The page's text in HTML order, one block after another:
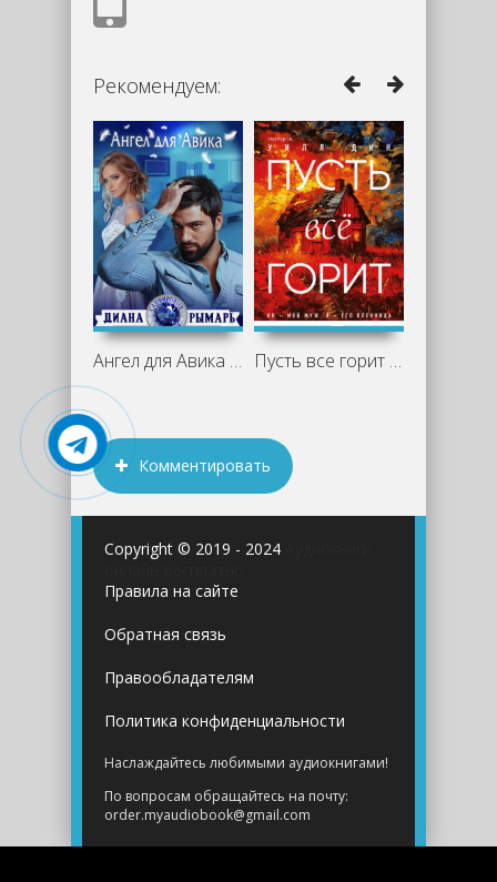
Рекомендуем:
Ангел для Авика - Диана Рымарь Пусть все горит - Уилл Дин
Комментировать
Copyright © 2019 - 2024
Правила на сайте
Обратная связь
Правообладателям
Политика конфиденциальности
Наслаждайтесь любимыми аудиокнигами!
По вопросам обращайтесь на почту:
order.myaudiobook@gmail.com